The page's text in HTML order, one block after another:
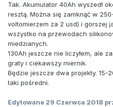
Tak. Akumulator 40Ah wyszedł
resztą. Można się zamknąć w
voltomierzem za 2 usd) i gorszej
wszystko na przewodach
miedzianych.
130Ah jeszcze nie liczyłem, ale
graty i ciekawszy miernik.
Będzie jeszcze dwa projekty. 15-
taki pośredni.
Edytowane 29 Czerwca 2018